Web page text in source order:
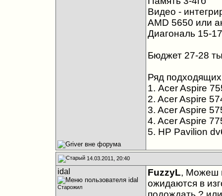
Видео -
AMD 5650 или
Диагональ 15-
Бюджет 27-28
Ряд
1. Acer Aspire
2. Acer Aspire
3. Acer Aspire
4. Acer Aspire
5. HP Pavilion
14.03.2011, 20:40
idal
Старожил
FuzzyL, Можеш
ожидаются в